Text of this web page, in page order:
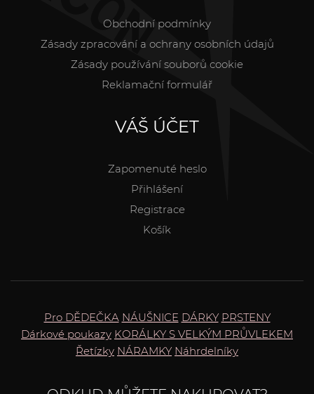
Obchodní podmínky
Zásady zpracování a ochrany osobních údajů
Zásady používání souborů cookie
Reklamační formulář
VÁŠ ÚČET
Zapomenuté heslo
Přihlášení
Registrace
Košík
Pro DĚDEČKA NÁUŠNICE DÁRKY PRSTENY
Dárkové poukazy KORÁLKY S VELKÝM PRŮVLEKEM
Řetízky NÁRAMKY Náhrdelníky